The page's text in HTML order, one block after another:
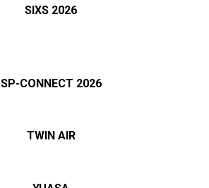
SIXS 2026
SP-CONNECT 2026
TWIN AIR